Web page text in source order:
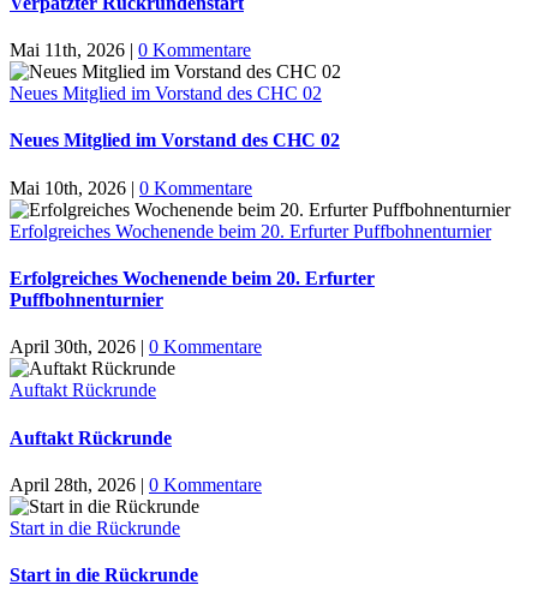
Mai 11th, 2026 | 0 Kommentare
Neues Mitglied im Vorstand des CHC 02
Neues Mitglied im Vorstand des CHC 02
Mai 10th, 2026 | 0 Kommentare
Erfolgreiches Wochenende beim 20. Erfurter Puffbohnenturnier
Erfolgreiches Wochenende beim 20. Erfurter
Puffbohnenturnier
April 30th, 2026 | 0 Kommentare
Auftakt Rückrunde
Auftakt Rückrunde
April 28th, 2026 | 0 Kommentare
Start in die Rückrunde
Start in die Rückrunde